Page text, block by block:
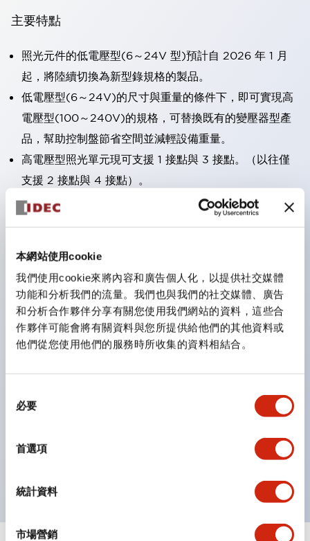
本網站使用cookie
我們使用cookie來將內容和廣告個人化，以提供社交媒體
功能和分析我們的流量。我們也與我們的社交媒體、廣告
和分析合作夥伴分享有關您使用我們網站的資料，這些合
作夥伴可能會將有關資料與您所提供給他們的其他資料或
他們從您使用他們的服務時所收集的資料相結合。
必要
首選項
統計資料
市場營銷
主要特點
照光元件的低電壓型(6～24V 型)預計自 2026 年 1 月
起，將陸續切換為新型錄規格的製品。
低電壓型(6～24V)的尺寸與重量的條件下，即可實現高
電壓型(100～240V)的規格，可替換既有的變壓器型產
品，幫助控制盤節省空間並減輕設備重量。
高電壓型照光單元現可支援 1 接點與 3 接點。（以往僅
支援 2 接點與 4 接點）。
採用一體成型端子蓋，具備極高安全性的手指保護結構。
鈕開關為 IP40）。
雙按鈕開關，可將兩個獨立動作的按鈕以及一個指示燈這
三種功能集結於一顆開關。
完整支援全球各地需求的多種電壓規格。
一顆 LED 燈泡即可呈現六種顏色（LSRD 燈泡）。以往
支援色彩通用設計（CUD）：可清楚辨識正方平頭形指
符合 ISO 3864-4 安全色規範：在危險或緊急狀況下，